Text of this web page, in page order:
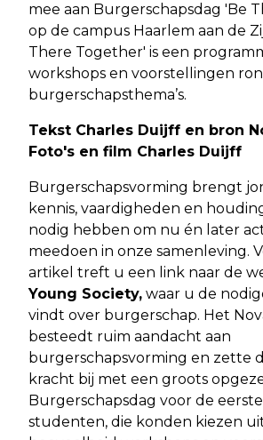
mee aan Burgerschapsdag 'Be
op de campus Haarlem aan de
There Together' is een
workshops en voorstellingen
burgerschapsthema’s.
Tekst Charles Duijff en bron
Foto's en film Charles Duijff
Burgerschapsvorming brengt
kennis, vaardigheden en
nodig hebben om nu én later
meedoen in onze samenleving.
artikel treft u een link naar de
Young Society, waar u de
vindt over burgerschap. Het
besteedt ruim aandacht aan
burgerschapsvorming en zette
kracht bij met een groots
Burgerschapsdag voor de
studenten, die konden kiezen